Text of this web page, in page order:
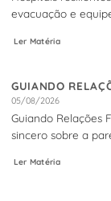
evacuação e
Ler Matéria
GUIANDO
05/08/2026
Guiando Relações
sincero sobre a
Ler Matéria